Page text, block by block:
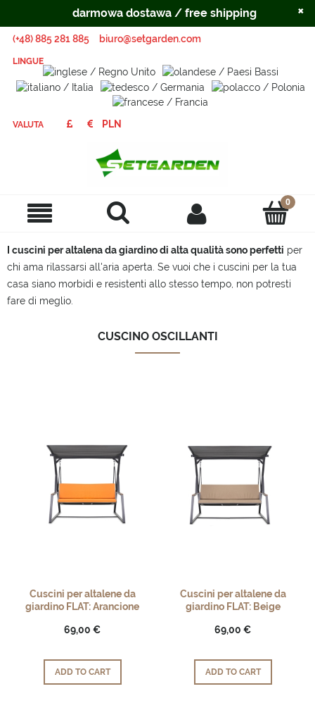
(+48) 885 281 885 biuro@setgarden.com
LINGUE
VALUTA
I cuscini per altalena da giardino di alta qualità sono perfetti per
chi ama rilassarsi all'aria aperta. Se vuoi che i cuscini per la tua
casa siano morbidi e resistenti allo stesso tempo, non potresti
fare di meglio.
CUSCINO OSCILLANTI
Cuscini per altalene da
giardino FLAT: Arancione
69,00 €
ADD TO CART
Cuscini per altalene da
giardino FLAT: Beige
69,00 €
ADD TO CART
darmowa dostawa / free shipping ×